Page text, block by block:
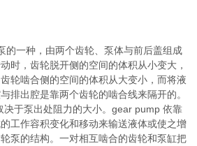
一种，由两个齿轮、泵体与前后盖组成
时，齿轮脱开侧的空间的体积从小变大，
轮啮合侧的空间的体积从大变小，而将液
排出腔是靠两个齿轮的啮合线来隔开的。
决于泵出处阻力的大小。gear pump 依靠
工作容积变化和移动来输送液体或使之增
泵的结构。一对相互啮合的齿轮和泵缸把